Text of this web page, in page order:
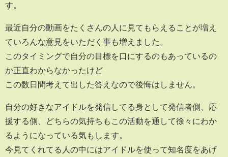
す。
最近自分の動画をたくさんの人に見てもらえることが増え
ていろんな意見をいただく事も増えました。
このタイミングで自分の目標を口にするのもあっているの
か正直わからなかったけど
この数日間考えて出した答えなので後悔はしません。
自分の好きなアイドルを発信してる身として発信者側、応
援する側、どちらの気持ちもこの活動を通して徐々にわか
るようになっている気もします。
今見てくれてる人の中にはアイドルを使って知名度をあげ